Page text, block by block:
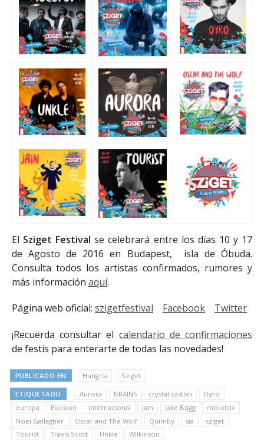
El Sziget Festival se celebrará entre los días 10 y 17
de Agosto de 2016 en Budapest, isla de Óbuda.
Consulta todos los artistas confirmados, rumores y
más información aquí.
Página web oficial: szigetfestival Facebook Twitter
¡Recuerda consultar el calendario de confirmaciones
de festis para enterarte de todas las novedades!
PUBLICADO EN Hungría Sziget
ETIQUETADO Aurora BRAINS crystal castles
Dyro
europa
Excision internacional Jain Jake Bugg
molotov
Noel Gallagher
Oscar and The Wolf Quimby sia
sziget
Tourist
Travis Scott Unkle Wilkinson